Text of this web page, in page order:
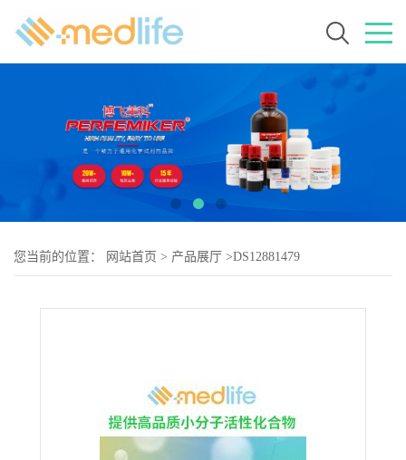
您当前的位置： 网站首页 > 产品展厅 >DS12881479